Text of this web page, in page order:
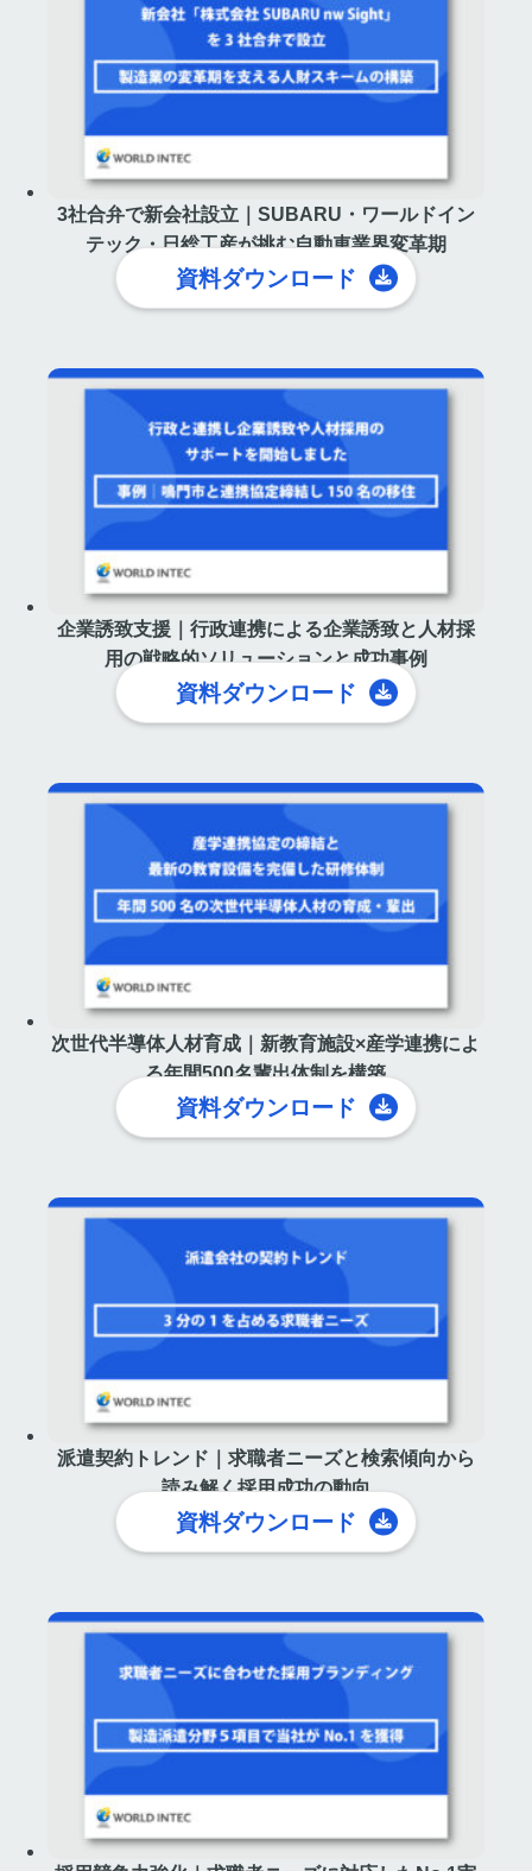
3社合弁で新会社設立｜SUBARU・ワールドイン
テック・日総工産が挑む自動車業界変革期
資料ダウンロード
企業誘致支援｜行政連携による企業誘致と人材採
用の戦略的ソリューションと成功事例
資料ダウンロード
次世代半導体人材育成｜新教育施設×産学連携によ
る年間500名輩出体制を構築
資料ダウンロード
派遣契約トレンド｜求職者ニーズと検索傾向から
読み解く採用成功の動向
資料ダウンロード